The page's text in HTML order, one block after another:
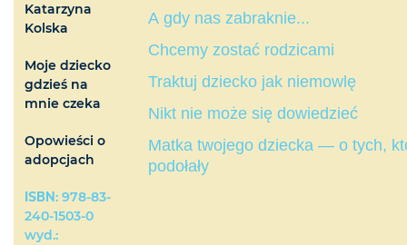
Katarzyna
Kolska
Moje dziecko
gdzieś na
mnie czeka
Opowieści o
adopcjach
ISBN: 978-83-
240-1503-0
wyd.:
A gdy nas zabraknie...
Chcemy zostać rodzicami
Traktuj dziecko jak niemowlę
Nikt nie może się dowiedzieć
Matka twojego dziecka — o tych,
podołały